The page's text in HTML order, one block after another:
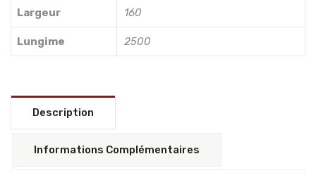
Largeur 160
Lungime 2500
Description
Informations Complémentaires